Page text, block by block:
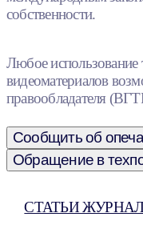
собственности.
Любое использование
видеоматериалов
правообладателя
Сообщить об
Обращение в
СТАТЬИ